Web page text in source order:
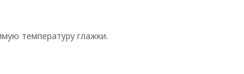
температуру глажки.